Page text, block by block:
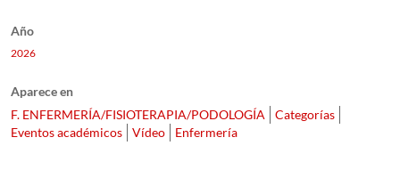
Año
2026
Aparece en
F. ENFERMERÍA/FISIOTERAPIA/PODOLOGÍA
Categorías
Eventos académicos
Vídeo Enfermería